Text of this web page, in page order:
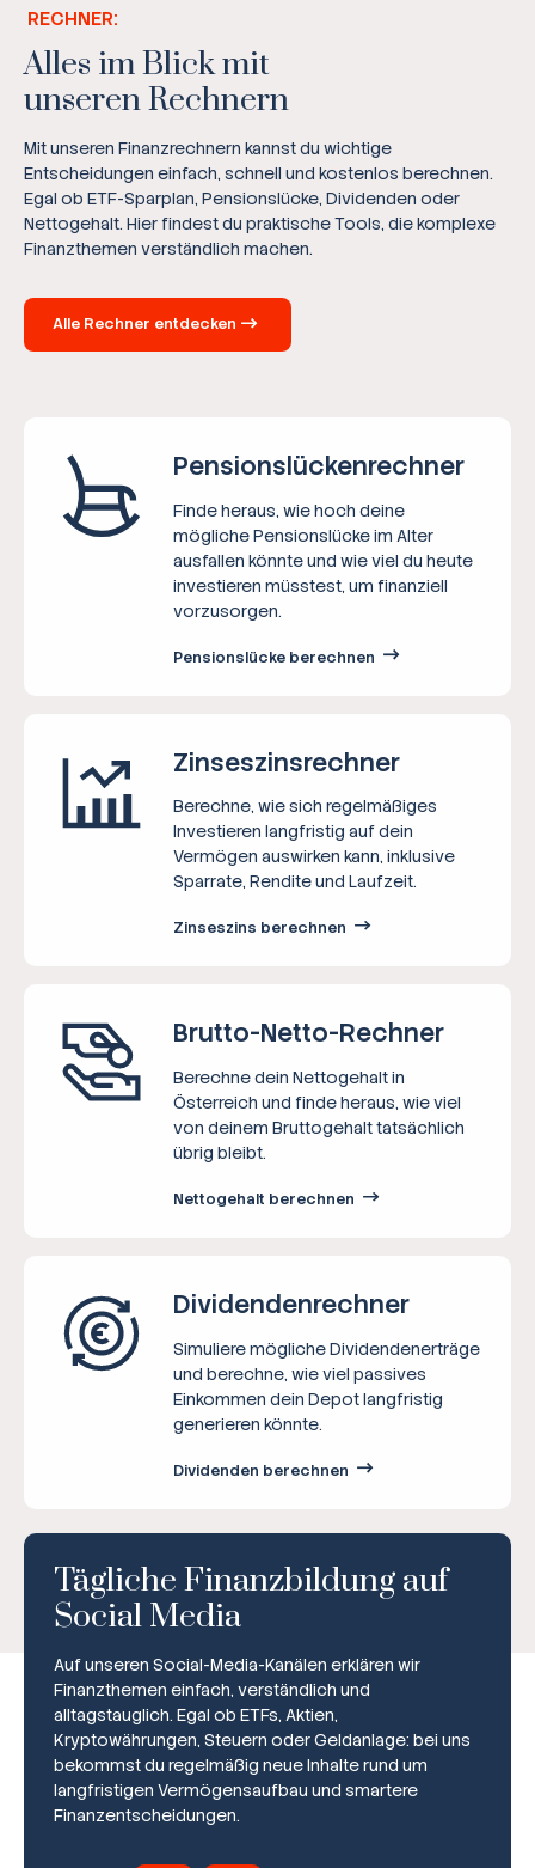
Broker-Vergleich
RECHNER:
Alles im Blick mit
unseren Rechnern
Mit unseren Finanzrechnern kannst du wichtige
Entscheidungen einfach, schnell und kostenlos berechnen.
Egal ob ETF-Sparplan, Pensionslücke, Dividenden oder
Nettogehalt. Hier findest du praktische Tools, die komplexe
Finanzthemen verständlich machen.
Alle Rechner entdecken
Pensions­lücken­rechner
Finde heraus, wie hoch deine
mögliche Pensionslücke im Alter
ausfallen könnte und wie viel du heute
investieren müsstest, um finanziell
vorzusorgen.
Pensionslücke berechnen
Zinseszins­rechner
Berechne, wie sich regelmäßiges
Investieren langfristig auf dein
Vermögen auswirken kann, inklusive
Sparrate, Rendite und Laufzeit.
Zinseszins berechnen
Brutto-Netto-­Rechner
Berechne dein Nettogehalt in
Österreich und finde heraus, wie viel
von deinem Bruttogehalt tatsächlich
übrig bleibt.
Nettogehalt berechnen
Dividenden­rechner
Simuliere mögliche Dividendenerträge
und berechne, wie viel passives
Einkommen dein Depot langfristig
generieren könnte.
Dividenden berechnen
Tägliche Finanzbildung auf
Social Media
Auf unseren Social-Media-Kanälen erklären wir
Finanzthemen einfach, verständlich und
alltagstauglich. Egal ob ETFs, Aktien,
Kryptowährungen, Steuern oder Geldanlage: bei uns
bekommst du regelmäßig neue Inhalte rund um
langfristigen Vermögensaufbau und smartere
Finanzentscheidungen.